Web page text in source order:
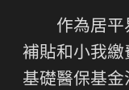
作為居平
補貼和小我
基礎醫保基金